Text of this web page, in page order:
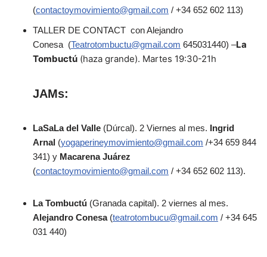
(contactoymovimiento@gmail.com / +34 652 602 113)
TALLER DE CONTACT con Alejandro
Conesa (Teatrotombuctu@gmail.com 645031440) –La
Tombuctú (haza grande). Martes 19:30-21h
JAMs:
LaSaLa del Valle (Dúrcal). 2 Viernes al mes. Ingrid
Arnal (yogaperineymovimiento@gmail.com /+34 659 844
341) y Macarena Juárez
(contactoymovimiento@gmail.com / +34 652 602 113).
La Tombuctú (Granada capital). 2 viernes al mes.
Alejandro Conesa(teatrotombucu@gmail.com / +34 645
031 440)